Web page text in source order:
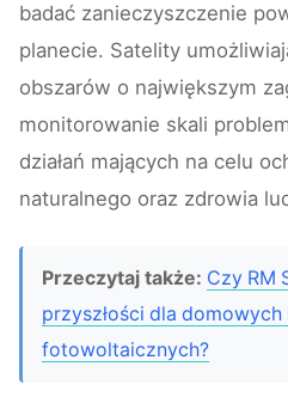
badać zanieczyszczenie
planecie. Satelity
obszarów o największym
monitorowanie skali
działań mających na celu
naturalnego oraz zdrowia
Przeczytaj także: Czy RM
przyszłości dla domowych
fotowoltaicznych?